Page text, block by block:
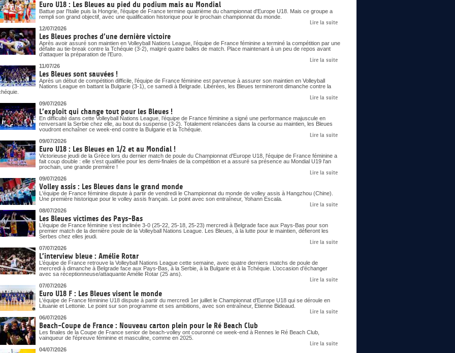
Euro U18 : Les Bleues au pied du podium mais au Mondial
Battue par l'Italie puis la Hongrie, l'équipe de France termine quatrième du championnat d'Europe U18. Mais ce groupe a
rempli son grand objectif, avec une qualification historique pour le prochain championnat du monde.
Lire la suite
12/07/2026
Les Bleues proches d’une dernière victoire
Après avoir assuré son maintien en Volleyball Nations League, l’équipe de France féminine a terminé la compétition par une
défaite au tie-break contre la Tchéquie (3-2), malgré quatre balles de match. Place maintenant à un peu de repos avant
d’attaquer la préparation de l’Euro.
Lire la suite
11/07/26
Les Bleues sont sauvées !
Après un début de compétition difficile, l’équipe de France féminine est parvenue à assurer son maintien en Volleyball
Nations League en battant la Bulgarie (3-1), ce samedi à Belgrade. Libérées, les Bleues termineront dimanche contre la
Lire la suite
09/07/2026
L’exploit qui change tout pour les Bleues !
En difficulté dans cette Volleyball Nations League, l’équipe de France féminine a signé une performance majuscule en
renversant la Serbie chez elle, au bout du suspense (3-2). Totalement relancées dans la course au maintien, les Bleues
voudront enchaîner ce week-end contre la Bulgarie et la Tchéquie.
Lire la suite
09/07/2026
Euro U18 : Les Bleues en 1/2 et au Mondial !
Victorieuse jeudi de la Grèce lors du dernier match de poule du Championnat d'Europe U18, l'équipe de France féminine a
fait coup double : elle s'est qualifiée pour les demi-finales de la compétition et a assuré sa présence au Mondial U19 l'an
prochain, une grande première !
Lire la suite
09/07/2026
Volley assis : Les Bleues dans le grand monde
L'équipe de France féminine dispute à partir de vendredi le Championnat du monde de volley assis à Hangzhou (Chine).
Une première historique pour le volley assis français. Le point avec son entraîneur, Yohann Escala.
Lire la suite
08/07/2026
Les Bleues victimes des Pays-Bas
L’équipe de France féminine s’est inclinée 3-0 (25-22, 25-18, 25-23) mercredi à Belgrade face aux Pays-Bas pour son
premier match de la dernière poule de la Volleyball Nations League. Les Bleues, à la lutte pour le maintien, défieront les
Serbes chez elles jeudi.
Lire la suite
07/07/2026
L’interview bleue : Amélie Rotar
L’équipe de France retrouve la Volleyball Nations League cette semaine, avec quatre derniers matchs de poule de
mercredi à dimanche à Belgrade face aux Pays-Bas, à la Serbie, à la Bulgarie et à la Tchéquie. L’occasion d’échanger
avec sa réceptionneuse/attaquante Amélie Rotar (25 ans).
Lire la suite
07/07/2026
Euro U18 F : Les Bleues visent le monde
L'équipe de France féminine U18 dispute à partir du mercredi 1er juillet le Championnat d'Europe U18 qui se déroule en
Lituanie et Lettonie. Le point sur son programme et ses ambitions, avec son entraîneur, Etienne Bideaud.
Lire la suite
06/07/2026
Beach-Coupe de France : Nouveau carton plein pour le Ré Beach Club
Les finales de la Coupe de France senior de beach-volley ont couronné ce week-end à Rennes le Ré Beach Club,
vainqueur de l'épreuve féminine et masculine, comme en 2025.
Lire la suite
04/07/2026